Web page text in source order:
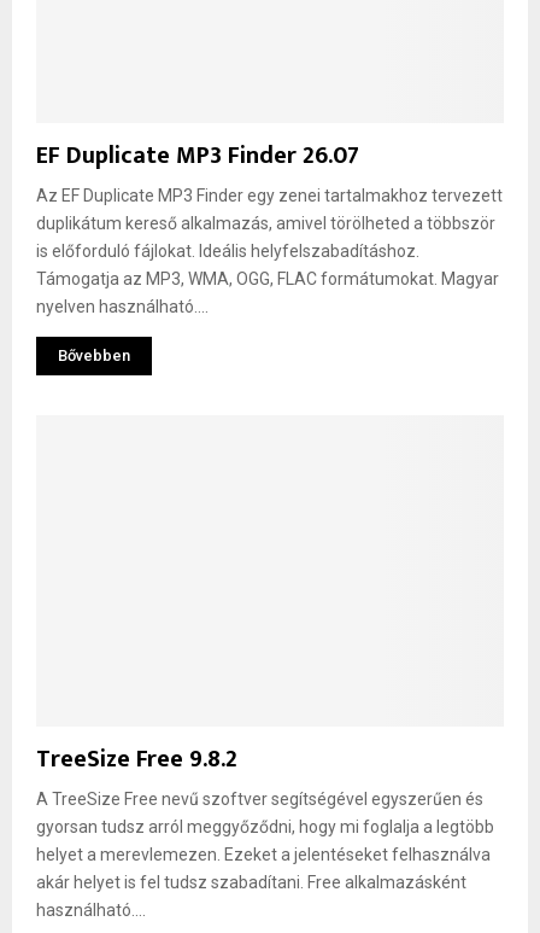
EF Duplicate MP3 Finder 26.07
Az EF Duplicate MP3 Finder egy zenei tartalmakhoz tervezett
duplikátum kereső alkalmazás, amivel törölheted a többször
is előforduló fájlokat. Ideális helyfelszabadításhoz.
Támogatja az MP3, WMA, OGG, FLAC formátumokat. Magyar
nyelven használható....
Bővebben
TreeSize Free 9.8.2
A TreeSize Free nevű szoftver segítségével egyszerűen és
gyorsan tudsz arról meggyőződni, hogy mi foglalja a legtöbb
helyet a merevlemezen. Ezeket a jelentéseket felhasználva
akár helyet is fel tudsz szabadítani. Free alkalmazásként
használható....